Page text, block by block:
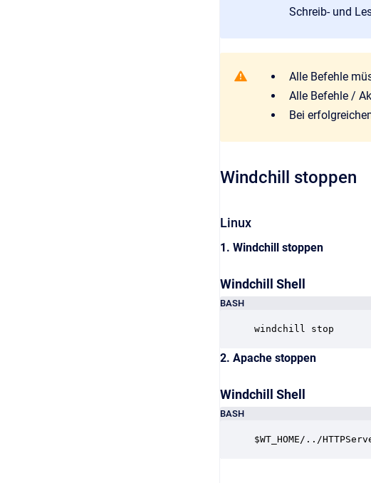
Schreib- und
Alle Befehle
Alle Befehle /
Bei
Windchill stoppen
Linux
1. Windchill stoppen
Windchill Shell
BASH
windchill stop
2. Apache stoppen
Windchill Shell
BASH
$WT_HOME/../